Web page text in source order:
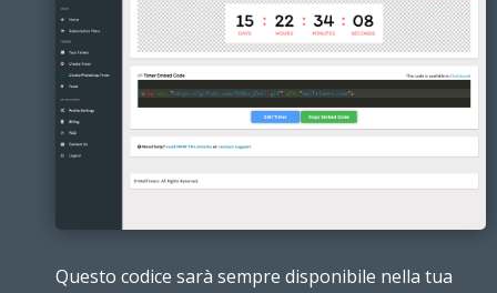
Questo codice sarà sempre disponibile nella tua